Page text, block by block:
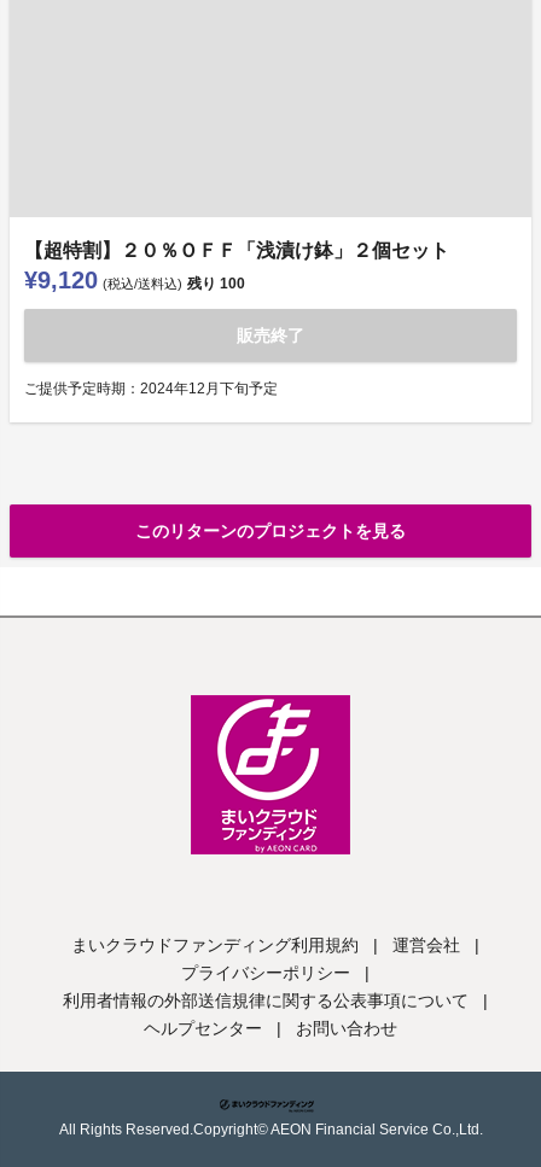
【超特割】２０％ＯＦＦ「浅漬け鉢」２個セット
¥9,120 (税込/送料込) 残り 100
販売終了
ご提供予定時期：2024年12月下旬予定
このリターンのプロジェクトを見る
まいクラウドファンディング利用規約 | 運営会社
|
プライバシーポリシー
|
利用者情報の外部送信規律に関する公表事項について
|
ヘルプセンター
| お問い合わせ
All Rights Reserved.Copyright© AEON Financial Service Co.,Ltd.